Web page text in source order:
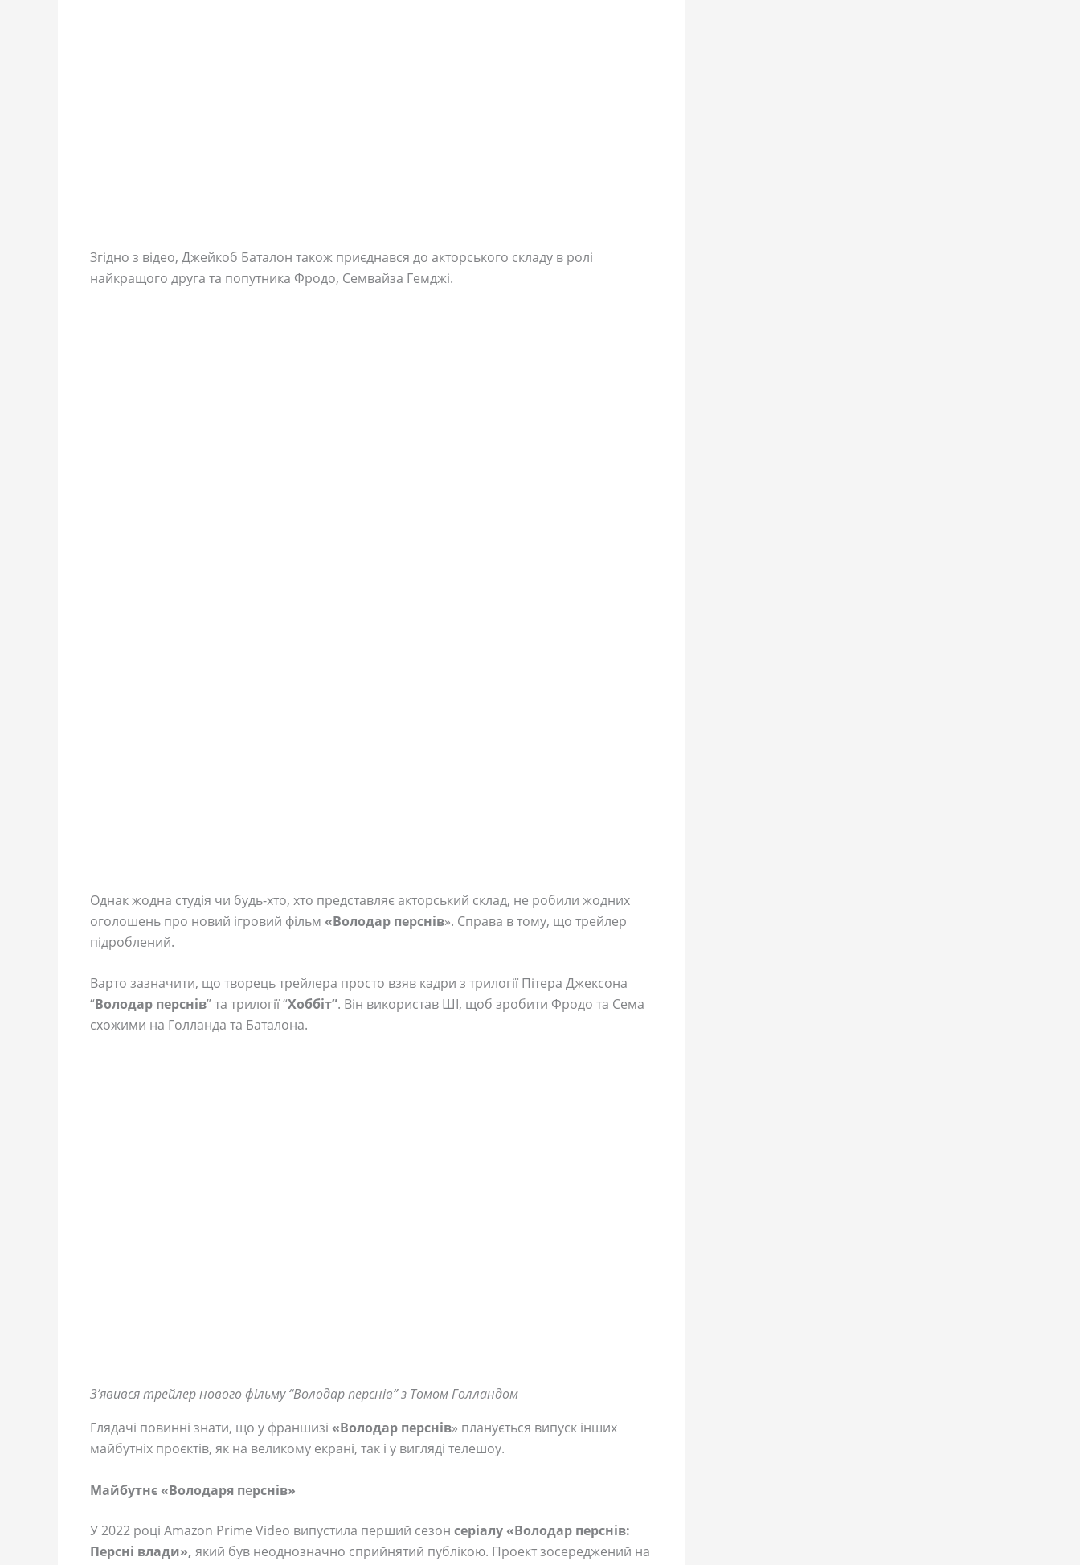
Згідно з відео, Джейкоб Баталон також приєднався до акторського складу в ролі
найкращого друга та попутника Фродо, Семвайза Гемджі.
Однак жодна студія чи будь-хто, хто представляє акторський склад, не робили жодних
оголошень про новий ігровий фільм «Володар перснів». Справа в тому, що трейлер
підроблений.
Варто зазначити, що творець трейлера просто взяв кадри з трилогії Пітера Джексона
“Володар перснів” та трилогії “Хоббіт”. Він використав ШІ, щоб зробити Фродо та Сема
схожими на Голланда та Баталона.
З’явився трейлер нового фільму “Володар перснів” з Томом Голландом
Глядачі повинні знати, що у франшизі «Володар перснів» планується випуск інших
майбутніх проєктів, як на великому екрані, так і у вигляді телешоу.
Майбутнє «Володаря перснів»
У 2022 році Amazon Prime Video випустила перший сезон серіалу «Володар перснів:
Персні влади», який був неоднозначно сприйнятий публікою. Проект зосереджений на